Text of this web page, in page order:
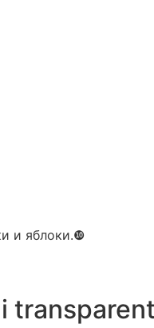
и яблоки.❿